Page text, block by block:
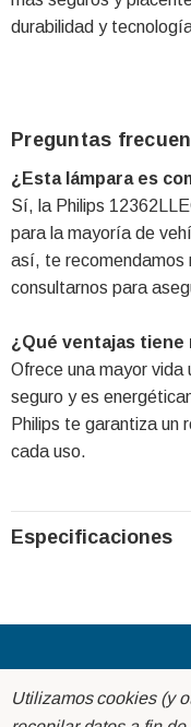
durabilidad y
Preguntas
¿Esta lámpara es
Sí, la Philips
para la mayoría de
así, te recomendamos
consultarnos para
¿Qué ventajas tiene
Ofrece una mayor vida
seguro y es
Philips te garantiza un
cada uso.
Especificaciones
Acerca de
Utilizamos cookies (y